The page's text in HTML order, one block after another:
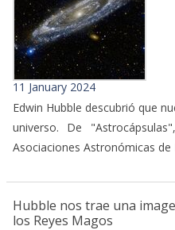
11 January 2024
Edwin Hubble descubrió que
universo. De
Asociaciones Astronómicas de
Hubble nos trae una
los Reyes Magos